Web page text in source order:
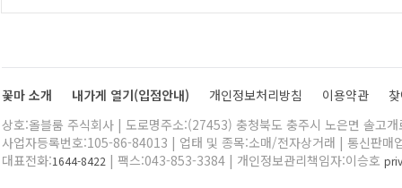
꽃마 소개 내가게 열기(입점안내) 개인정보처리방침 이용약관
상호:올블룸 주식회사 | 도로명주소:(27453) 충청북도 충주시 노은면 솔고
사업자등록번호:105-86-84013 | 업태 및 종목:소매/전자상거래 | 통신판매
대표전화:1644-8422 | 팩스:043-853-3384 | 개인정보관리책임자:이승호